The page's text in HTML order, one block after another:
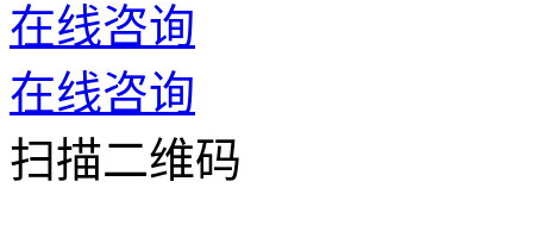
在线咨询
在线咨询
扫描二维码